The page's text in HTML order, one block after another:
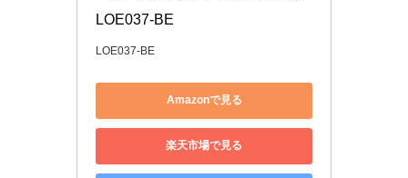
LOE037-BE
LOE037-BE
Amazonで見る
楽天市場で見る